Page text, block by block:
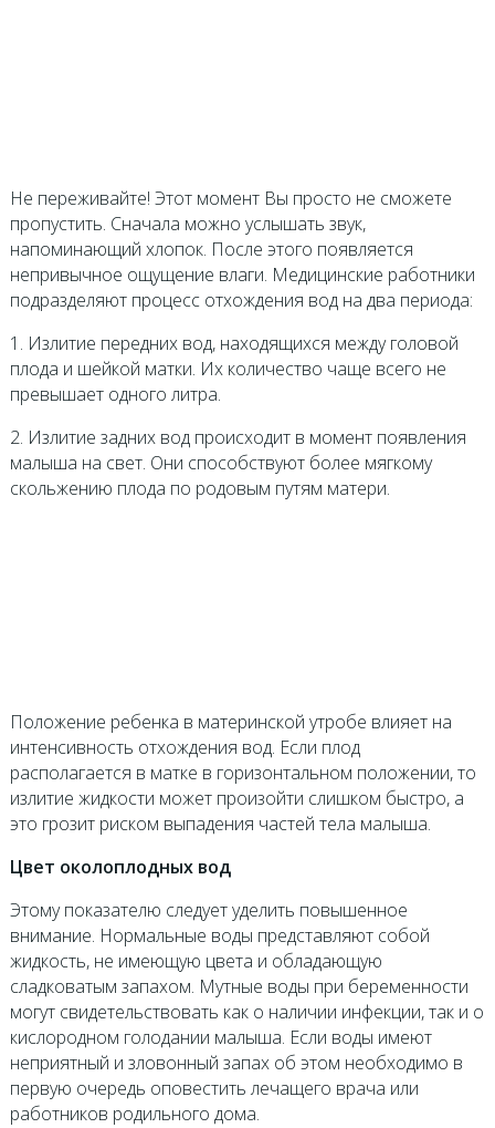
Не переживайте! Этот момент Вы просто не сможете
пропустить. Сначала можно услышать звук,
напоминающий хлопок. После этого появляется
непривычное ощущение влаги. Медицинские работники
подразделяют процесс отхождения вод на два периода:
1. Излитие передних вод, находящихся между головой
плода и шейкой матки. Их количество чаще всего не
превышает одного литра.
2. Излитие задних вод происходит в момент появления
малыша на свет. Они способствуют более мягкому
скольжению плода по родовым путям матери.
Положение ребенка в материнской утробе влияет на
интенсивность отхождения вод. Если плод
располагается в матке в горизонтальном положении, то
излитие жидкости может произойти слишком быстро, а
это грозит риском выпадения частей тела малыша.
Цвет околоплодных вод
Этому показателю следует уделить повышенное
внимание. Нормальные воды представляют собой
жидкость, не имеющую цвета и обладающую
сладковатым запахом. Мутные воды при беременности
могут свидетельствовать как о наличии инфекции, так и о
кислородном голодании малыша. Если воды имеют
неприятный и зловонный запах об этом необходимо в
первую очередь оповестить лечащего врача или
работников родильного дома.